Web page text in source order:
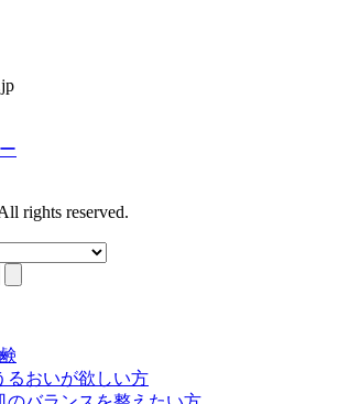
rights reserved.
るおいが欲しい方